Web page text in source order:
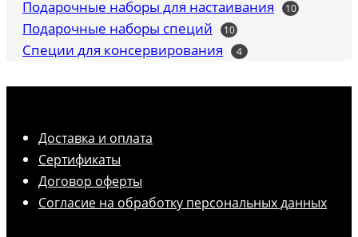
Подарочные наборы для настаивания 1010
Подарочные наборы специй 1010
товаров
Специи для консервирования 44
Доставка и оплата
Сертификаты
Договор оферты
Согласие на обработку персональных данных